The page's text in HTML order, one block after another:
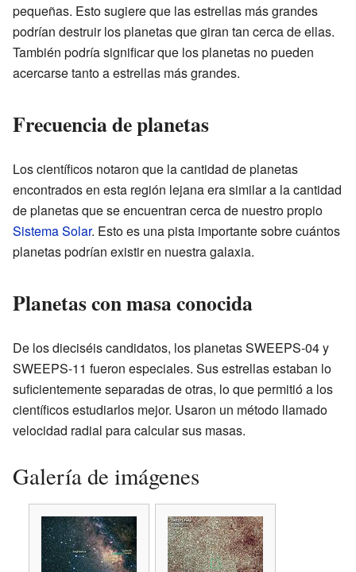
pequeñas. Esto sugiere que las estrellas más grandes
podrían destruir los planetas que giran tan cerca de ellas.
También podría significar que los planetas no pueden
acercarse tanto a estrellas más grandes.
Frecuencia de planetas
Los científicos notaron que la cantidad de planetas
encontrados en esta región lejana era similar a la cantidad
de planetas que se encuentran cerca de nuestro propio
Sistema Solar. Esto es una pista importante sobre cuántos
planetas podrían existir en nuestra galaxia.
Planetas con masa conocida
De los dieciséis candidatos, los planetas SWEEPS-04 y
SWEEPS-11 fueron especiales. Sus estrellas estaban lo
suficientemente separadas de otras, lo que permitió a los
científicos estudiarlos mejor. Usaron un método llamado
velocidad radial para calcular sus masas.
Galería de imágenes